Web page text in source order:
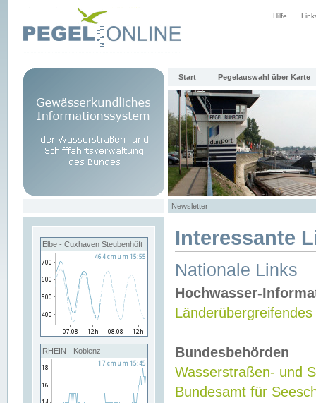
Hilfe
Start Pegelauswahl über Karte
Newsletter
Elbe - Cuxhaven Steubenhöft
RHEIN - Koblenz
Interessante
Nationale Links
Hochwasser-
Bundesbehörden
Wasserstraßen- und
Bundesamt für